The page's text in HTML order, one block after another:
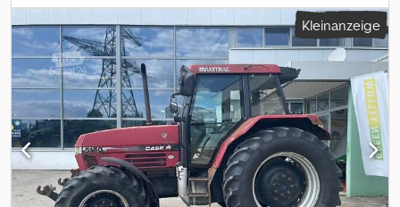
AHK 0040 Kabine mit Klimaanlage 0050 Heizung 0060 Terminal
0070 Verlustanzeige 0080 Arbeitsscheinwerfer vorne+hinten
Halogen Cedpfsyvl Avsx Afmorf 0090 Spreuverteiler 0100
Strohhäcksler 0110 Reversiereinrichtung 0120 Bereifung vorne:
650/75 R32 0130 Bereifung hinten: 480/70 R24
Kleinanzeige